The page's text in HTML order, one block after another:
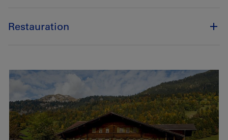
Restauration